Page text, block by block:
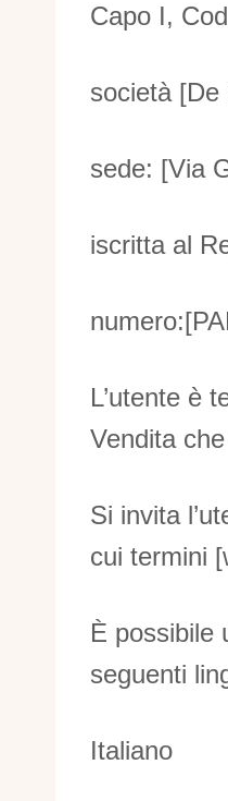
Capo I,
società [De
sede: [Via
iscritta al
L’utente è
Vendita
Si invita
cui termini
È possibile
seguenti
Italiano